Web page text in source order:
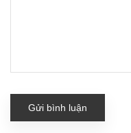
Gửi bình luận